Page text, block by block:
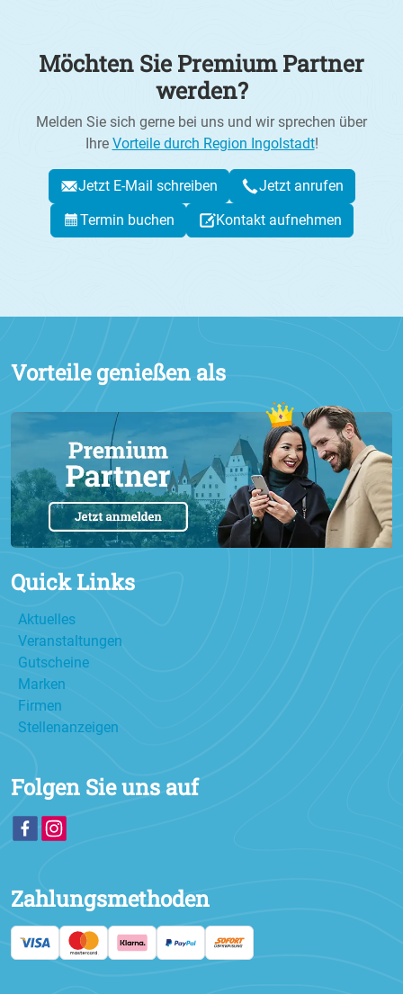
Möchten Sie Premium Partner
werden?
Melden Sie sich gerne bei uns und wir sprechen über
Ihre Vorteile durch Region Ingolstadt!
Jetzt E-Mail schreiben
Jetzt anrufen
Termin buchen
Kontakt aufnehmen
Vorteile genießen als
Quick Links
Aktuelles
Veranstaltungen
Gutscheine
Marken
Firmen
Stellenanzeigen
Folgen Sie uns auf
Zahlungsmethoden